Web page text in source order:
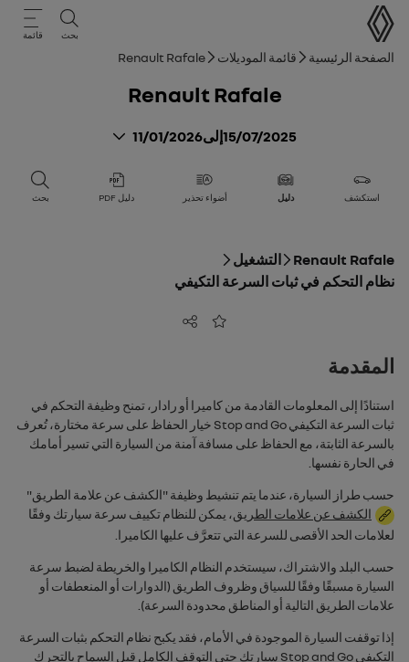
دليل المستخدم
بحث قائمة
مسار التنقل
الصفحة الرئيسية قائمة الموديلات Renault Rafale
Renault Rafale
15/07/2025إلى11/01/2026
استكشف دليل أضواء تحذير دليل PDF بحث
Renault Rafale
التشغيل
نظام التحكم في ثبات السرعة التكيفي
أضف إلى المفضلة
مشاركة
المقدمة
استنادًا إلى المعلومات القادمة من كاميرا أو رادار، تمنح وظيفة التحكم في
ثبات السرعة التكيفيStop and Go خيار الحفاظ على سرعة مختارة، تُعرف
بالسرعة الثابتة، مع الحفاظ على مسافة آمنة من السيارة التي تسير أمامك
في الحارة نفسها.
حسب طراز السيارة، عندما يتم تنشيط وظيفة "الكشف عن علامة الطريق"
الكشف عن علامات الطريق، يمكن للنظام تكييف سرعة سيارتك وفقًا
لعلامات الحد الأقصى للسرعة التي تتعرَّف عليها الكاميرا.
حسب البلد والاشتراك، سيستخدم النظام الكاميرا والخريطة لضبط سرعة
السيارة مسبقًا وفقًا للسياق وظروف الطريق (الدوارات أو المنعطفات أو
علامات الطريق التالية أو المناطق محدودة السرعة).
إذا توقفت السيارة الموجودة في الأمام، فقد يكبح نظام التحكم بثبات السرعة
التكيفيStop and Go سيارتك حتى التوقف الكامل قبل السماح بالتحرك